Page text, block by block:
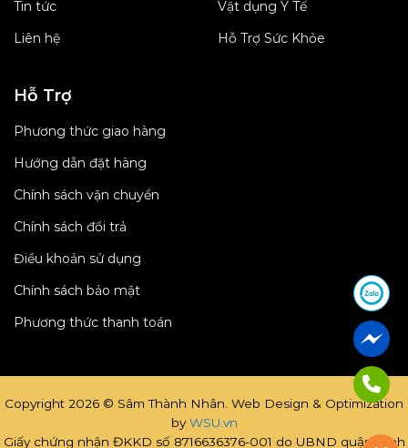
Tin tức
Liên hệ
Vật dụng Y Tế
Hỗ Trợ Sức Khỏe
Hỗ Trợ
Phương thức giao hàng
Hướng dẫn đặt hàng
Chính sách vận chuyển
Chính sách đổi trả
Điều khoản sử dụng
Chính sách bảo mật
Phương thức thanh toán
Copyright 2026 © Sâm Thành Nhân. Web Design & Optimization
byWSU.vn
Giấy chứng nhận ĐKKD số 8716636376-001 do UBND quận Bình